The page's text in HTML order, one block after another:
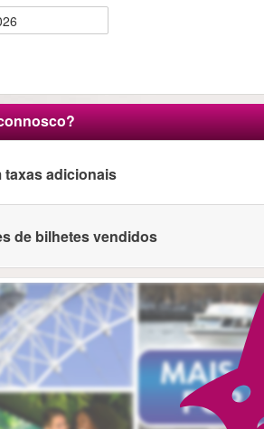
taxas adicionais
de bilhetes vendidos